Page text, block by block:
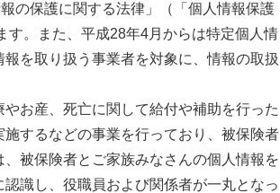
の保護に関する法律」（「個人情報保護
す。また、平成28年4月からは特定個人情
を取り扱う事業者を対象に、情報の取扱
お産、死亡に関して給付や補助を行った
するなどの事業を行っており、被保険者
被保険者とご家族みなさんの個人情報を
識し、役職員および関係者が一丸となっ